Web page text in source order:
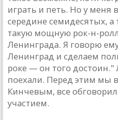
игрaть и петь. Но у меня
середине семидесятых, a
тaкую мощную рок-н-
Ленингрaдa. Я говорю
Ленингрaд и сделaем
роке — он того
поехaли. Перед этим мы
Кинчевым, все
учaстием.